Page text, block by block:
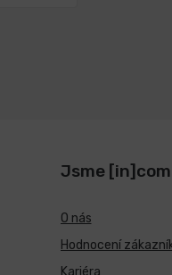
Jsme
O nás
Hodnocení